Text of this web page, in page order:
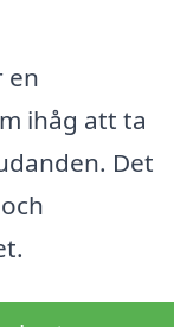
en
ihåg att ta
Det